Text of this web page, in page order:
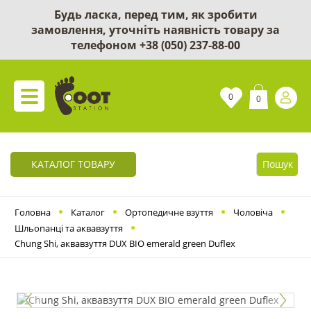
Будь ласка, перед тим, як зробити
замовлення, уточніть наявність товару за
телефоном +38 (050) 237-88-00
0 0
КАТАЛОГ ТОВАРУ Пошук
Головна Каталог Ортопедичне взуття
Чоловіча
Шльопанці та аквавзуття
Chung Shi, аквавзуття DUX BIO emerald green Duflex